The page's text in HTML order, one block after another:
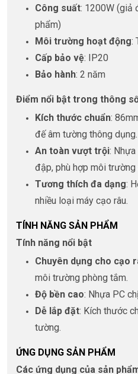
Công suất: 1200W (giả
phẩm)
Môi trường hoạt động:
Cấp bảo vệ: IP20
Bảo hành: 2 năm
Điểm nổi bật trong thông
Kích thước chuẩn:
đế âm tường thông dụng.
An toàn vượt trội:
đập, phù hợp môi trường
Tương thích đa dạng:
nhiều loại máy cạo râu.
TÍNH NĂNG SẢN PHẨM
Tính năng nổi bật
Chuyên dụng cho cạo
môi trường phòng tắm.
Độ bền cao: Nhựa PC
Dễ lắp đặt: Kích thước
tường.
ỨNG DỤNG SẢN PHẨM
Các ứng dụng của sản